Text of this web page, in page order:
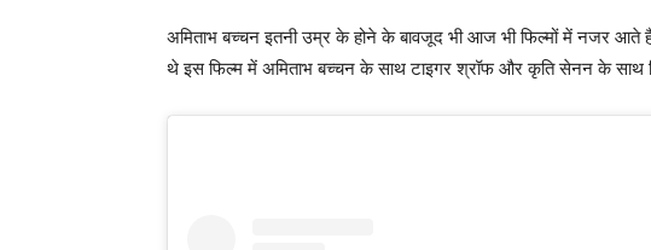
अमिताभ बच्चन इतनी उम्र के होने के बावजूद भी आज भी फिल्मों में नजर आते
थे इस फिल्म में अमिताभ बच्चन के साथ टाइगर श्रॉफ और कृति सेनन के साथ